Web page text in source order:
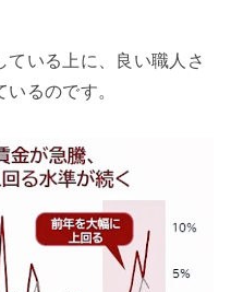
ている上に、良い職人さ
るのです。